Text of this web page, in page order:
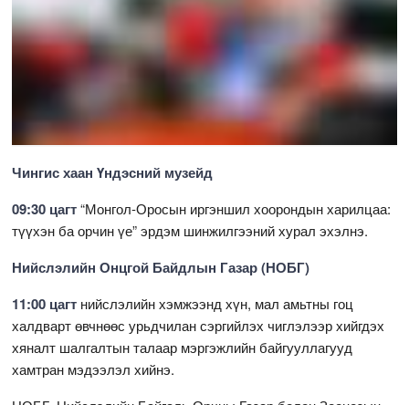
Чингис хаан Үндэсний музейд
09:30 цагт“Монгол-Оросын иргэншил хоорондын харилцаа:
түүхэн ба орчин үе” эрдэм шинжилгээний хурал эхэлнэ.
Нийслэлийн Онцгой Байдлын Газар (НОБГ)
11:00 цагт нийслэлийн хэмжээнд хүн, мал амьтны гоц
халдварт өвчнөөс урьдчилан сэргийлэх чиглэлээр хийгдэх
хяналт шалгалтын талаар мэргэжлийн байгууллагууд
хамтран мэдээлэл хийнэ.